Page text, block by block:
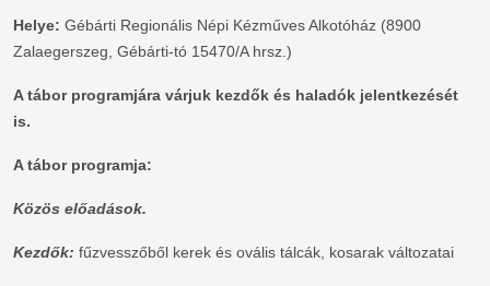
Helye: Gébárti Regionális Népi Kézműves Alkotóház (8900
Zalaegerszeg, Gébárti-tó 15470/A hrsz.)
A tábor programjára várjuk kezdők és haladók jelentkezését
is.
A tábor programja:
Közös előadások.
Kezdők: fűzvesszőből kerek és ovális tálcák, kosarak változatai